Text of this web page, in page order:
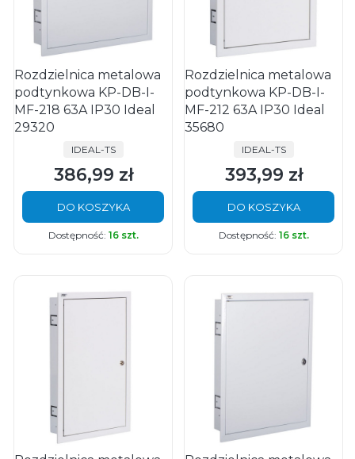
Rozdzielnica metalowa
podtynkowa KP-DB-I-
MF-218 63A IP30 Ideal
29320
PRODUCENT
IDEAL-TS
Cena
386,99 zł
DO KOSZYKA
Dostępność: 16 szt.
Rozdzielnica metalowa
podtynkowa KP-DB-I-
MF-212 63A IP30 Ideal
35680
PRODUCENT
IDEAL-TS
Cena
393,99 zł
DO KOSZYKA
Dostępność: 16 szt.